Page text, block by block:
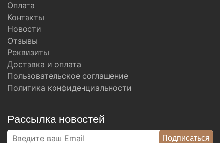
Оплата
Контакты
Новости
Отзывы
Реквизиты
Доставка и оплата
Пользовательское соглашение
Политика конфиденциальности
Рассылка новостей